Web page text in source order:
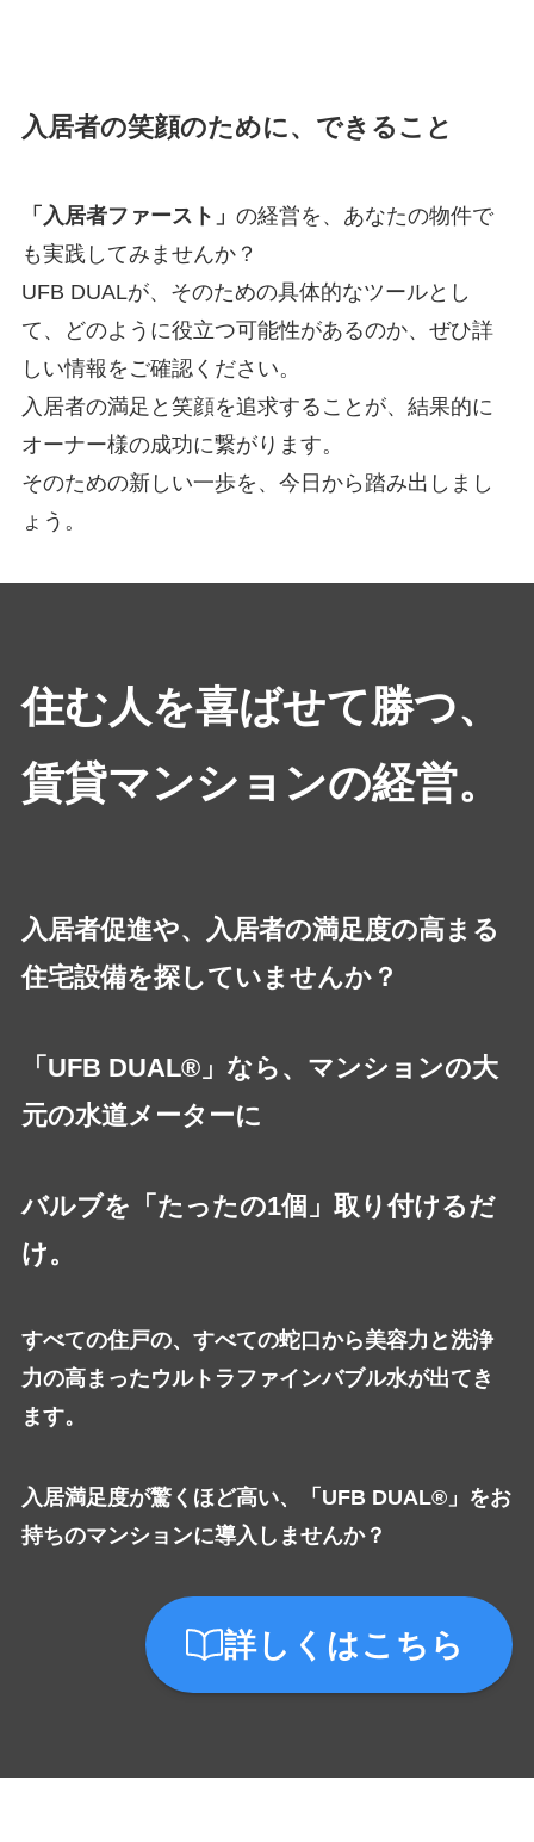
入居者の笑顔のために、できること
「入居者ファースト」 の経営を、あなたの物件で
も実践してみませんか？
UFB DUALが、そのための具体的なツールとし
て、どのように役立つ可能性があるのか、ぜひ詳
しい情報をご確認ください。
入居者の満足と笑顔を追求することが、結果的に
オーナー様の成功に繋がります。
そのための新しい一歩を、今日から踏み出しまし
ょう。
住む人を喜ばせて勝つ、
賃貸マンションの経営。
入居者促進や、入居者の満足度の高まる
住宅設備を探していませんか？
「UFB DUAL®」なら、マンションの大
元の水道メーターに
バルブを「たったの1個」取り付けるだ
け。
すべての住戸の、すべての蛇口から美容力と洗浄
力の高まったウルトラファインバブル水が出てき
ます。
入居満足度が驚くほど高い、「UFB DUAL®」をお
持ちのマンションに導入しませんか？
詳しくはこちら